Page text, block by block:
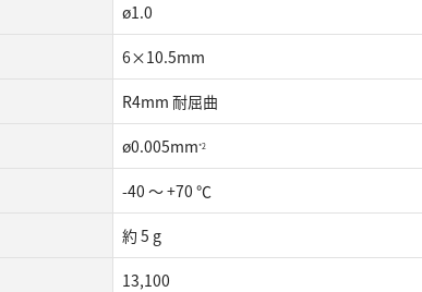
ø1.0
6×10.5mm
R4mm 耐屈曲
ø0.005mm*2
-40 ～ +70 ℃
約 5 g
13,100